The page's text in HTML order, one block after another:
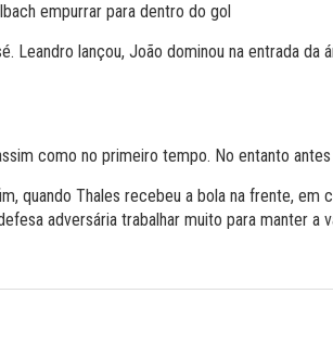
empurrar para dentro do gol
Leandro lançou, João dominou na entrada
como no primeiro tempo. No entanto
quando Thales recebeu a bola na frente,
adversária trabalhar muito para manter